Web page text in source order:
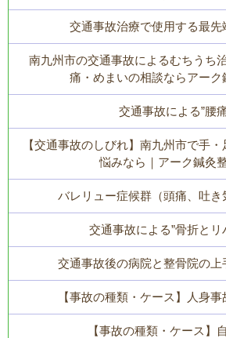
交通事故治療で使用する最先
南九州市の交通事故によるむちうち
痛・めまいの相談ならアーク
交通事故による”腰
【交通事故のしびれ】南九州市で手
悩みなら｜アーク鍼灸
バレリュー症候群（頭痛、吐き
交通事故による”骨折とリ
交通事故後の病院と整骨院の上
【事故の種類・ケース】人身
【事故の種類・ケース】